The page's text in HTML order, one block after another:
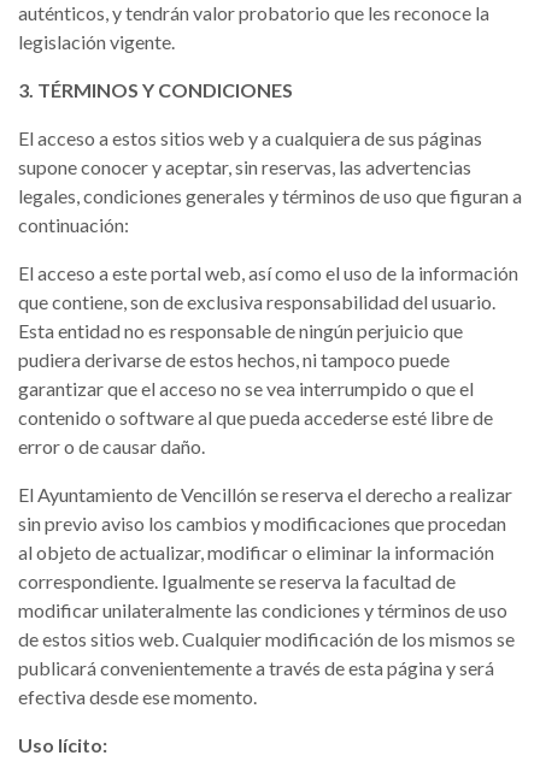
auténticos, y tendrán valor probatorio que les reconoce la
legislación vigente.
3. TÉRMINOS Y CONDICIONES
El acceso a estos sitios web y a cualquiera de sus páginas
supone conocer y aceptar, sin reservas, las advertencias
legales, condiciones generales y términos de uso que figuran a
continuación:
El acceso a este portal web, así como el uso de la información
que contiene, son de exclusiva responsabilidad del usuario.
Esta entidad no es responsable de ningún perjuicio que
pudiera derivarse de estos hechos, ni tampoco puede
garantizar que el acceso no se vea interrumpido o que el
contenido o software al que pueda accederse esté libre de
error o de causar daño.
El Ayuntamiento de Vencillón se reserva el derecho a realizar
sin previo aviso los cambios y modificaciones que procedan
al objeto de actualizar, modificar o eliminar la información
correspondiente. Igualmente se reserva la facultad de
modificar unilateralmente las condiciones y términos de uso
de estos sitios web. Cualquier modificación de los mismos se
publicará convenientemente a través de esta página y será
efectiva desde ese momento.
Uso lícito: